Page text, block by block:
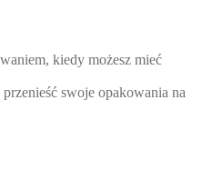
kiedy możesz mieć
swoje opakowania na